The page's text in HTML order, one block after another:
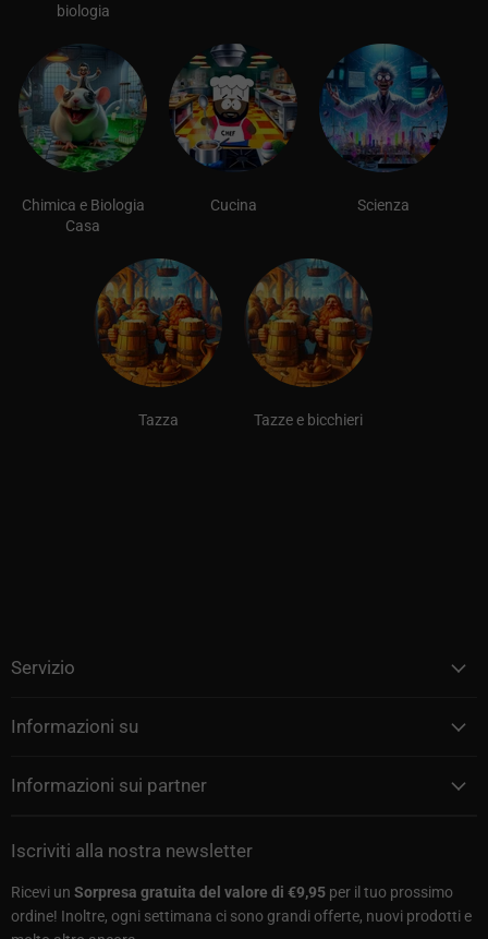
biologia
Chimica e Biologia
Casa
Cucina Scienza
Tazza Tazze e bicchieri
Servizio
Informazioni su
Informazioni sui partner
Iscriviti alla nostra newsletter
Ricevi un Sorpresa gratuita del valore di €9,95 per il tuo prossimo
ordine! Inoltre, ogni settimana ci sono grandi offerte, nuovi prodotti e